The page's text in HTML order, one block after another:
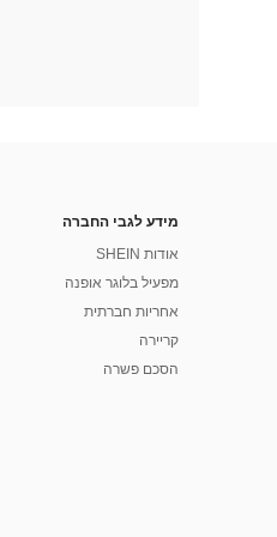
מידע לגבי החברה
אודות SHEIN
מפעיל בלוגר אופנה
אחריות חברתית
קריירה
הסכם פשרה